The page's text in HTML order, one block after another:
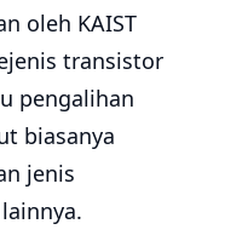
oleh KAIST
transistor
pengalihan
biasanya
jenis